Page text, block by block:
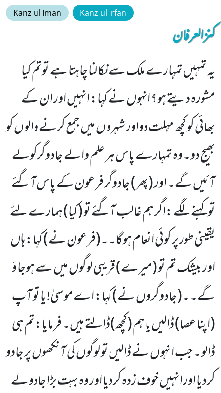
Kanz ul Iman Kanz ul Irfan
کنزالعرفان
یہ تمہیں تمہارے ملک سے نکا لنا چاہتا ہے توتم کیا
مشورہ دیتے ہو؟ انہوں نے کہا: انہیں اور ان کے
بھائی کو کچھ مہلت دواور شہروں میں جمع کرنے والوں کو
بھیج دو۔ وہ تمہارے پاس ہر علم والے جادوگرکولے
آئیں گے۔ اور (پھر) جادوگر فرعون کے پاس آگئے
تو کہنے لگے :اگر ہم غالب آگئے تو (کیا) ہمارے لئے
یقینی طور پر کوئی انعام ہوگا۔ ۔(فرعون نے) کہا: ہاں
اور بیشک تم تو (میرے) قریبی لوگوں میں سے ہوجا ؤ
گے۔ ۔(جادوگروں نے) کہا: اے موسیٰ! یا تو آپ
(اپنا عصا) ڈالیں یا ہم (کچھ) ڈالتے ہیں۔ فرمایا: تم ہی
ڈالو ۔ جب انہوں نے ڈالیں تو لوگوں کی آنکھوں پر جادو
کردیا اور انہیں خوف زدہ کردیا اور وہ بہت بڑا جادولے